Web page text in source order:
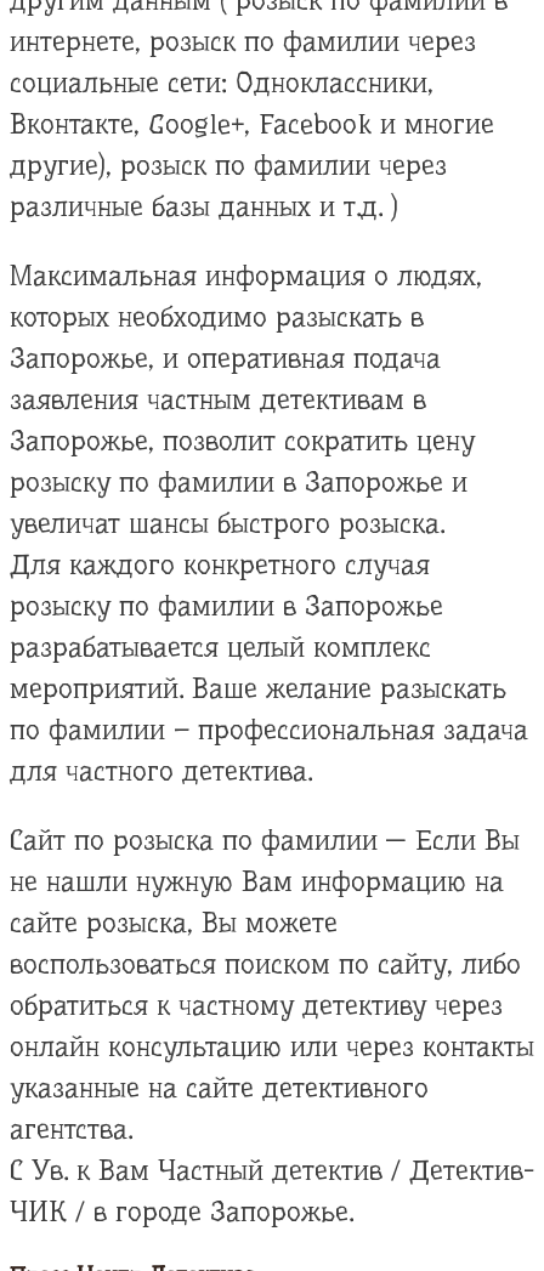
интернете, розыск по фамилии через
социальные сети: Одноклассники,
Вконтакте, Google+, Facebook и многие
другие), розыск по фамилии через
различные базы данных и т.д. )
Максимальная информация о людях,
которых необходимо разыскать в
Запорожье, и оперативная подача
заявления частным детективам в
Запорожье, позволит сократить цену
розыску по фамилии в Запорожье и
увеличат шансы быстрого розыска.
Для каждого конкретного случая
розыску по фамилии в Запорожье
разрабатывается целый комплекс
мероприятий. Ваше желание разыскать
по фамилии – профессиональная задача
для частного детектива.
Сайт по розыска по фамилии — Если Вы
не нашли нужную Вам информацию на
сайте розыска, Вы можете
воспользоваться поиском по сайту, либо
обратиться к частному детективу через
онлайн консультацию или через контакты
указанные на сайте детективного
агентства.
С Ув. к Вам Частный детектив / Детектив-
ЧИК / в городе Запорожье.